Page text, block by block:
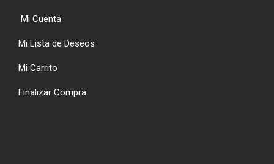
Mi Cuenta
Mi Lista de Deseos
Mi Carrito
Finalizar Compra